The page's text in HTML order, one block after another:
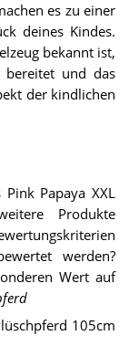
es zu einer
deines Kindes.
bekannt ist,
bereitet und das
der kindlichen
Papaya XXL
Produkte
werden?
Wert auf
105cm